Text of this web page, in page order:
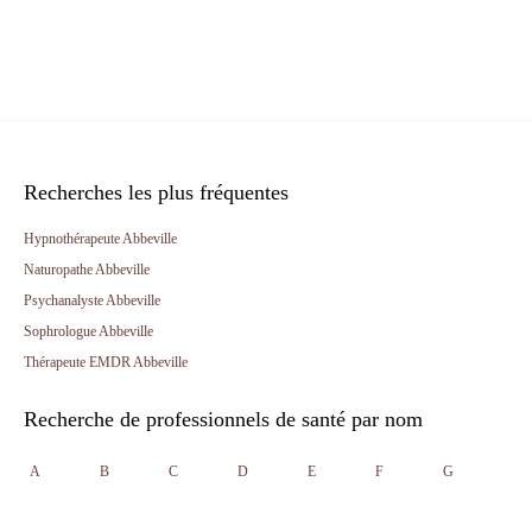
Recherches les plus fréquentes
Hypnothérapeute Abbeville
Naturopathe Abbeville
Psychanalyste Abbeville
Sophrologue Abbeville
Thérapeute EMDR Abbeville
Recherche de professionnels de santé par nom
A B C D E F G